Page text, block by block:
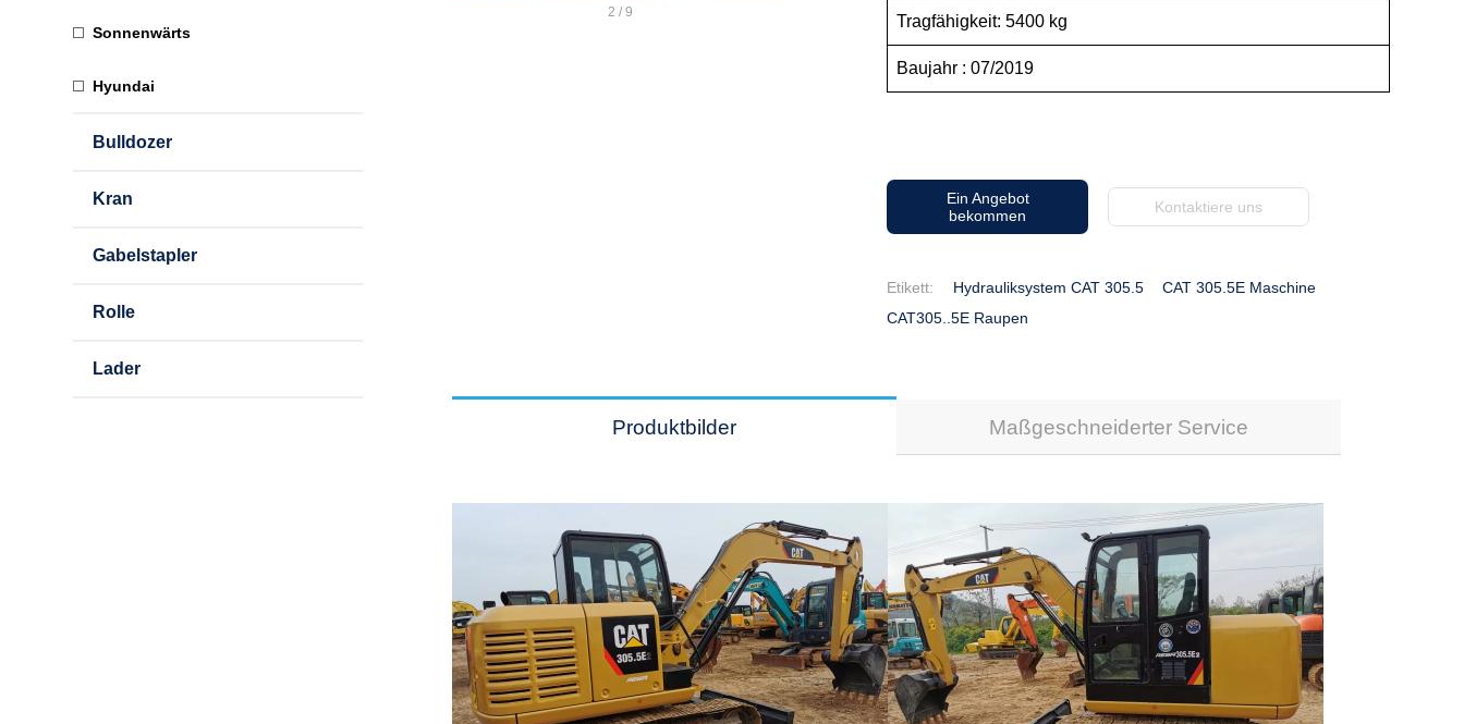
Sonnenwärts
Hyundai
Bulldozer
Kran
Gabelstapler
Rolle
Lader
2 / 9 Tragfähigkeit: 5400 kg
Baujahr : 07/2019
Ein Angebot
bekommen
Kontaktiere uns
Etikett: Hydrauliksystem CAT 305.5
CAT 305.5E Maschine
CAT305..5E Raupen
Produktbilder Maßgeschneiderter Service